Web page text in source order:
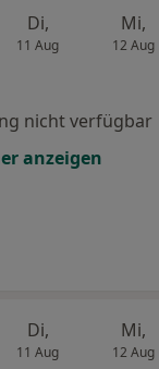
Di,
11 Aug
Mi,
12 Aug
nicht verfügbar
anzeigen
Di,
11 Aug
Mi,
12 Aug